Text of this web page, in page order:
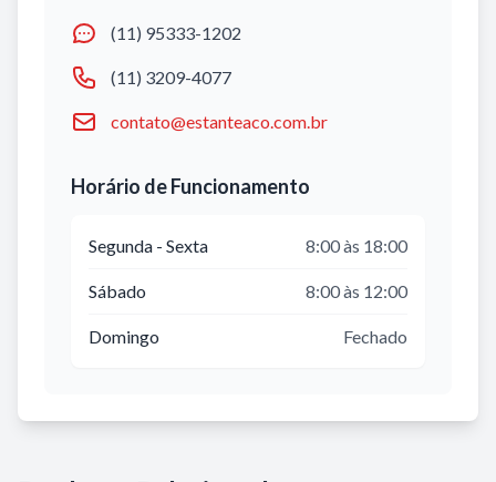
(11) 95333-1202
(11) 3209-4077
contato@estanteaco.com.br
Horário de Funcionamento
Segunda - Sexta 8:00 às 18:00
Sábado 8:00 às 12:00
Domingo Fechado